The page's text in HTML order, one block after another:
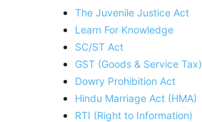
The Juvenile Justice Act
Learn For Knowledge
SC/ST Act
GST (Goods & Service Tax)
Dowry Prohibition Act
Hindu Marriage Act (HMA)
RTI (Right to Information)